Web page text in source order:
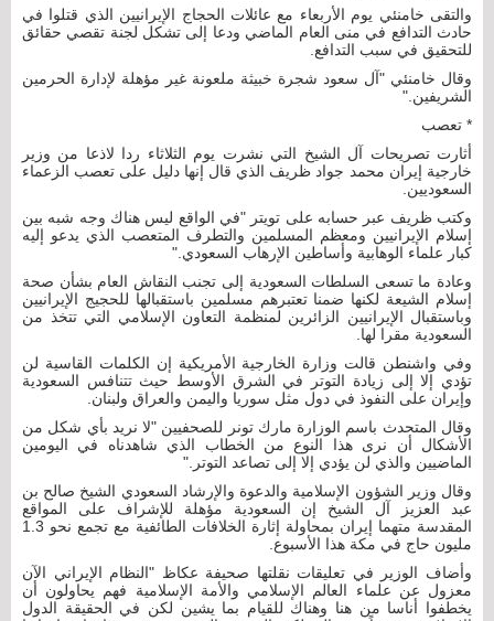
والتقى خامنئي يوم الأربعاء مع عائلات الحجاج الإيرانيين الذي قتلوا في
حادث التدافع في منى العام الماضي ودعا إلى تشكل لجنة تقصي حقائق
للتحقيق في سبب التدافع.
وقال خامنئي "آل سعود شجرة خبيثة ملعونة غير مؤهلة لإدارة الحرمين
الشريفين."
* تعصب
أثارت تصريحات آل الشيخ التي نشرت يوم الثلاثاء ردا لاذعا من وزير
خارجية إيران محمد جواد ظريف الذي قال إنها دليل على تعصب الزعماء
السعوديين.
وكتب ظريف عبر حسابه على تويتر "في الواقع ليس هناك وجه شبه بين
إسلام الإيرانيين ومعظم المسلمين والتطرف المتعصب الذي يدعو إليه
كبار علماء الوهابية وأساطين الإرهاب السعودي."
وعادة ما تسعى السلطات السعودية إلى تجنب النقاش العام بشأن صحة
إسلام الشيعة لكنها ضمنا تعتبرهم مسلمين باستقبالها للحجيج الإيرانيين
وباستقبال الإيرانيين الزائرين لمنظمة التعاون الإسلامي التي تتخذ من
السعودية مقرا لها.
وفي واشنطن قالت وزارة الخارجية الأمريكية إن الكلمات القاسية لن
تؤدي إلا إلى زيادة التوتر في الشرق الأوسط حيث تتنافس السعودية
وإيران على النفوذ في دول مثل سوريا واليمن والعراق ولبنان.
وقال المتحدث باسم الوزارة مارك تونر للصحفيين "لا نريد بأي شكل من
الأشكال أن نرى هذا النوع من الخطاب الذي شاهدناه في اليومين
الماضيين والذي لن يؤدي إلا إلى تصاعد التوتر."
وقال وزير الشؤون الإسلامية والدعوة والإرشاد السعودي الشيخ صالح بن
عبد العزيز آل الشيخ إن السعودية مؤهلة للإشراف على المواقع
المقدسة متهما إيران بمحاولة إثارة الخلافات الطائفية مع تجمع نحو 1.3
مليون حاج في مكة هذا الأسبوع.
وأضاف الوزير في تعليقات نقلتها صحيفة عكاظ "النظام الإيراني الآن
معزول عن علماء العالم الإسلامي والأمة الإسلامية فهم يحاولون أن
يخطفوا أناسا من هنا وهناك للقيام بما يشين لكن في الحقيقة الدول